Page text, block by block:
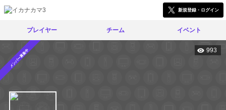
新規登録・ログイン
プレイヤー チーム イベント
メンバー募集中 993